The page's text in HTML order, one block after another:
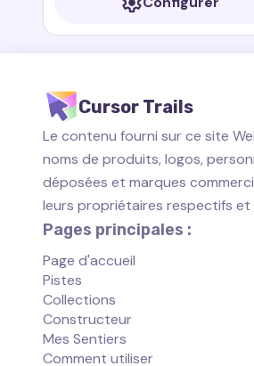
Cursor Trails
Le contenu fourni sur ce site
noms de produits, logos,
déposées et marques
leurs propriétaires respectifs et
Pages principales :
Page d'accueil
Pistes
Collections
Constructeur
Mes Sentiers
Comment utiliser